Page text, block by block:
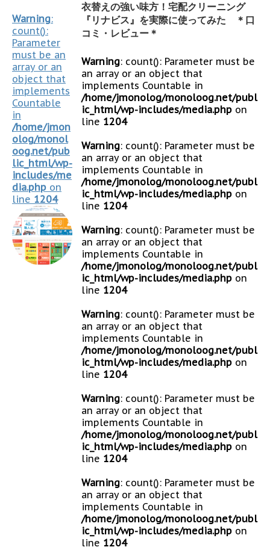
Warning:
count():
Parameter
must be an
array or an
object that
implements
Countable
in
/home/jmon
olog/monol
oog.net/pub
lic_html/wp-
includes/me
dia.php on
line 1204
衣替えの強い味方！宅配クリーニング
『リナビス』を実際に使ってみた ＊口
コミ・レビュー＊
Warning: count(): Parameter must be
an array or an object that
implements Countable in
/home/jmonolog/monoloog.net/publ
ic_html/wp-includes/media.php on
line 1204
Warning: count(): Parameter must be
an array or an object that
implements Countable in
/home/jmonolog/monoloog.net/publ
ic_html/wp-includes/media.php on
line 1204
Warning: count(): Parameter must be
an array or an object that
implements Countable in
/home/jmonolog/monoloog.net/publ
ic_html/wp-includes/media.php on
line 1204
Warning: count(): Parameter must be
an array or an object that
implements Countable in
/home/jmonolog/monoloog.net/publ
ic_html/wp-includes/media.php on
line 1204
Warning: count(): Parameter must be
an array or an object that
implements Countable in
/home/jmonolog/monoloog.net/publ
ic_html/wp-includes/media.php on
line 1204
Warning: count(): Parameter must be
an array or an object that
implements Countable in
/home/jmonolog/monoloog.net/publ
ic_html/wp-includes/media.php on
line 1204